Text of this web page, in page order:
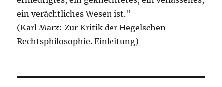
ein verächtliches Wesen ist."
(Karl Marx: Zur Kritik der Hegelschen
Rechtsphilosophie. Einleitung)